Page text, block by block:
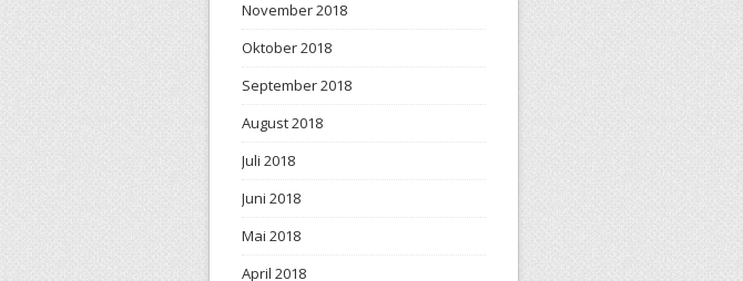
November 2018
Oktober 2018
September 2018
August 2018
Juli 2018
Juni 2018
Mai 2018
April 2018